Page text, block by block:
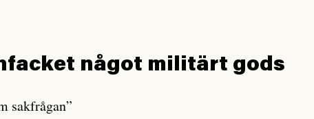
något militärt gods
sakfrågan”